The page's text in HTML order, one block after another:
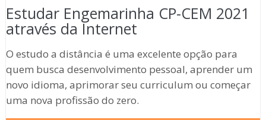
Estudar Engemarinha CP-CEM 2021
através da Internet
O estudo a distância é uma excelente opção para
quem busca desenvolvimento pessoal, aprender um
novo idioma, aprimorar seu curriculum ou começar
uma nova profissão do zero.